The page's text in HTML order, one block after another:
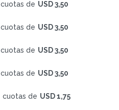
cuotas de USD 3,50
cuotas de USD 3,50
cuotas de USD 3,50
cuotas de USD 3,50
cuotas de USD 1,75